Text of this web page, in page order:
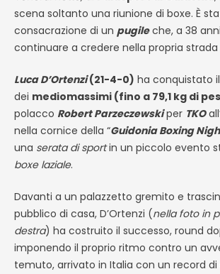
scena soltanto una riunione di boxe. È
consacrazione di un pugile che, a 38
continuare a credere nella propria
Luca D’Ortenzi(21-4-0) ha conquistato
dei mediomassimi (fino a 79,1 kg di
polacco Robert Parzeczewski per TKO
nella cornice della “Guidonia Boxing
una serata di sportin un piccolo evento
boxe laziale.
Davanti a un palazzetto gremito e
pubblico di casa, D’Ortenzi (nella foto in
destra) ha costruito il successo, round
imponendo il proprio ritmo contro un
temuto, arrivato in Italia con un record di